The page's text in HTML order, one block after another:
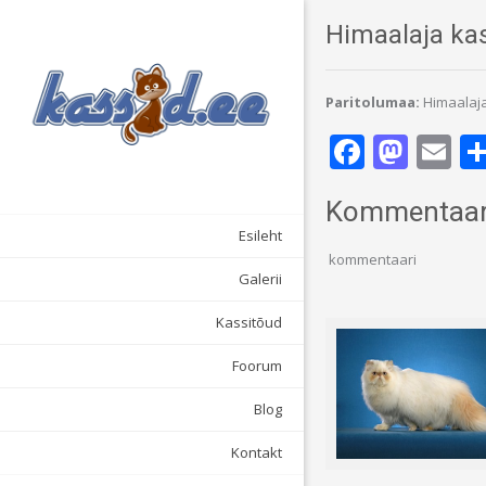
Esileht
Galerii
Kassitõud
Foorum
Blog
Kontakt
Himaalaja
Paritolumaa:
F
ac
e
b
o
k
M
as
to
d
n
E
m
ai
kommentaari